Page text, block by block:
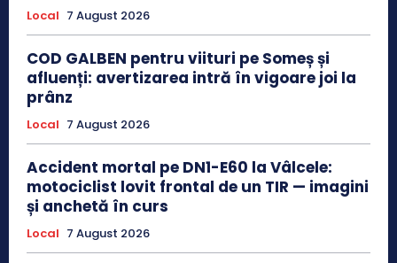
Local 7 August 2026
COD GALBEN pentru viituri pe Someș și
afluenți: avertizarea intră în vigoare joi la
prânz
Local 7 August 2026
Accident mortal pe DN1-E60 la Vâlcele:
motociclist lovit frontal de un TIR — imagini
și anchetă în curs
Local 7 August 2026